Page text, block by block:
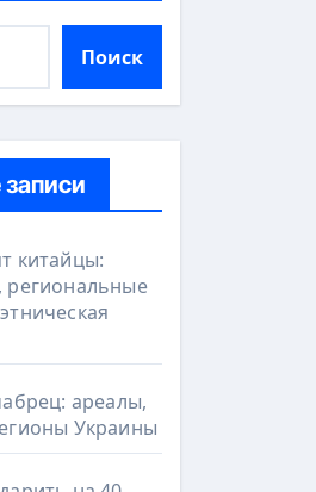
Поиск
китайцы:
региональные
ареалы,
Украины